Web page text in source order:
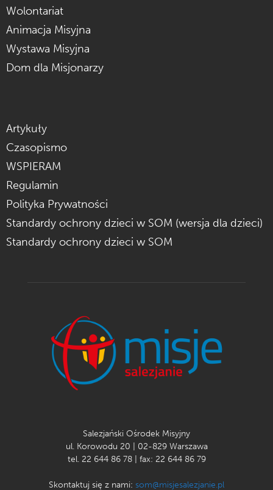
Wolontariat
Animacja Misyjna
Wystawa Misyjna
Dom dla Misjonarzy
Artykuły
Czasopismo
WSPIERAM
Regulamin
Polityka Prywatności
Standardy ochrony dzieci w SOM (wersja dla dzieci)
Standardy ochrony dzieci w SOM
Salezjański Ośrodek Misyjny
ul. Korowodu 20 | 02-829 Warszawa
tel. 22 644 86 78 | fax: 22 644 86 79
Skontaktuj się z nami: som@misjesalezjanie.pl